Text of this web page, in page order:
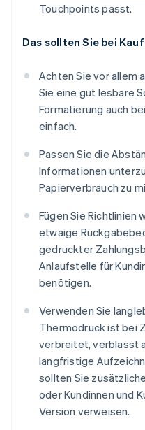
Touchpoints passt.
Das sollten Sie bei
Achten Sie vor allem
Sie eine gut lesbare
Formatierung auch
einfach.
Passen Sie die
Informationen
Papierverbrauch zu
Fügen Sie Richtlinien
etwaige
gedruckter
Anlaufstelle für
benötigen.
Verwenden Sie
Thermodruck ist bei
verbreitet, verblasst
langfristige
sollten Sie
oder Kundinnen und
Version verweisen.